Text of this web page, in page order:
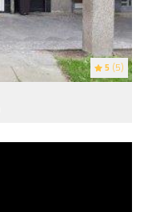
5 (5)